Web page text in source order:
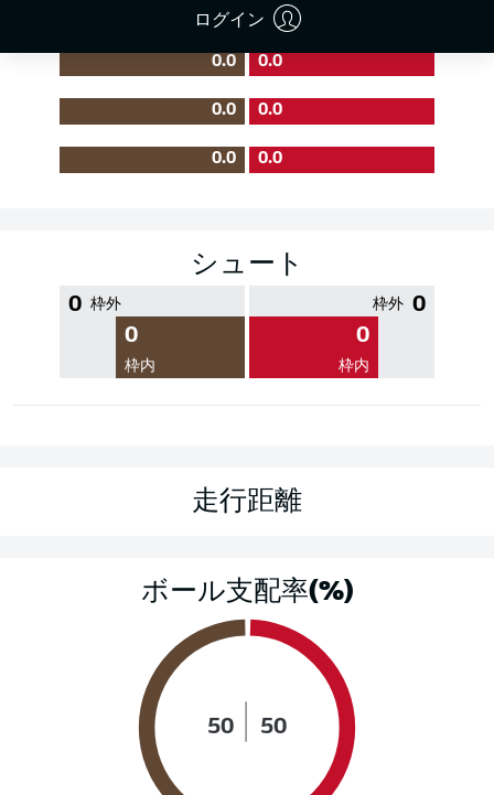
ログイン
PASS EFFICIENCY
0.0 0.0
0.0 0.0
0.0 0.0
シュート
0 枠外
0
枠内
0
枠外
0
枠内
走行距離
ボール支配率(%)
50 50